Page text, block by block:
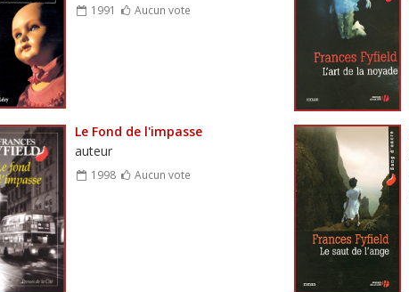
1991 Aucun vote
Le Fond de l'impasse
auteur
1998 Aucun vote